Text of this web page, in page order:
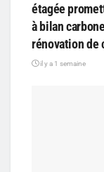
étagée
à bilan
rénovation de
il y a 1 semaine